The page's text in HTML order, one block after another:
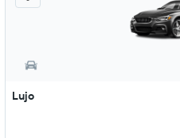
Lujo